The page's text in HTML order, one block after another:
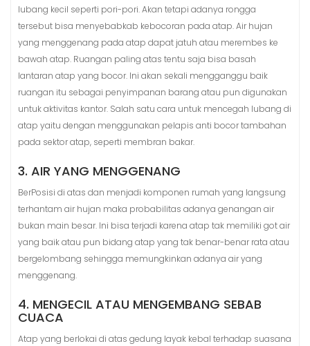
lubang kecil seperti pori-pori. Akan tetapi adanya rongga
tersebut bisa menyebabkab kebocoran pada atap. Air hujan
yang menggenang pada atap dapat jatuh atau merembes ke
bawah atap. Ruangan paling atas tentu saja bisa basah
lantaran atap yang bocor. Ini akan sekali mengganggu baik
ruangan itu sebagai penyimpanan barang atau pun digunakan
untuk aktivitas kantor. Salah satu cara untuk mencegah lubang di
atap yaitu dengan menggunakan pelapis anti bocor tambahan
pada sektor atap, seperti membran bakar.
3. AIR YANG MENGGENANG
BerPosisi di atas dan menjadi komponen rumah yang langsung
terhantam air hujan maka probabilitas adanya genangan air
bukan main besar. Ini bisa terjadi karena atap tak memiliki got air
yang baik atau pun bidang atap yang tak benar-benar rata atau
bergelombang sehingga memungkinkan adanya air yang
menggenang.
4. MENGECIL ATAU MENGEMBANG SEBAB
CUACA
Atap yang berlokai di atas gedung layak kebal terhadap suasana